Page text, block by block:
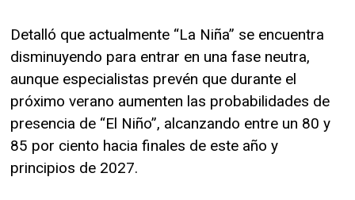
Detalló que actualmente “La Niña” se encuentra
disminuyendo para entrar en una fase neutra,
aunque especialistas prevén que durante el
próximo verano aumenten las probabilidades de
presencia de “El Niño”, alcanzando entre un 80 y
85 por ciento hacia finales de este año y
principios de 2027.